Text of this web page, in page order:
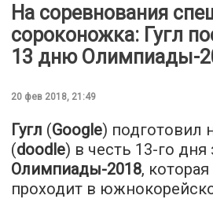
На соревнования
сороконожка: Гугл
13 дню Олимпиады-
20 фев 2018, 21:49
Гугл (Google) подготовил
(doodle) в честь 13-го
Олимпиады-2018,
проходит в